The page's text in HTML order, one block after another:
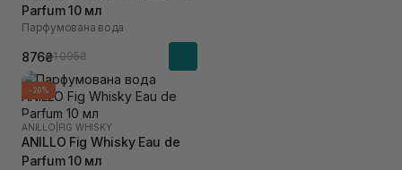
Parfum 10 мл
Парфумована вода
876₴1 095₴
-20%
ANILLO FIG WHISKY
ANILLO Fig Whisky Eau de
Parfum 10 мл